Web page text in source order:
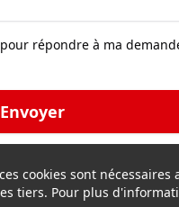
répondre à ma
Envoyer
cookies sont
tiers. Pour plus